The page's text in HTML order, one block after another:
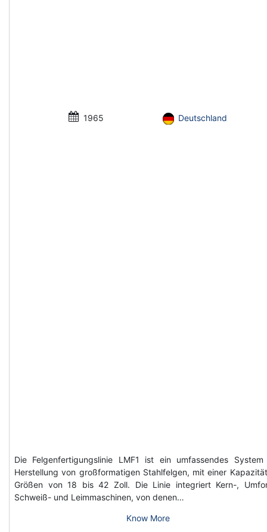
1965 Deutschland
Die Felgenfertigungslinie LMF1 ist ein umfassendes
Herstellung von großformatigen Stahlfelgen, mit einer
Größen von 18 bis 42 Zoll. Die Linie integriert Kern-,
Schweiß- und Leimmaschinen, von denen…
Know More